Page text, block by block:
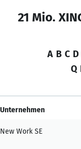
21 Mio.
A B C D
Q
Unternehmen
New Work SE